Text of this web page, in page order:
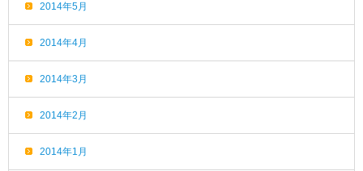
2014年5月
2014年4月
2014年3月
2014年2月
2014年1月